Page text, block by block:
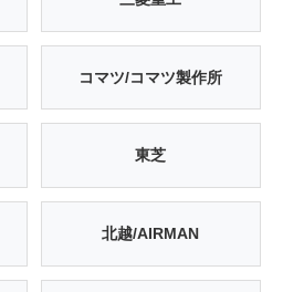
コマツ/コマツ製作所
東芝
北越/AIRMAN